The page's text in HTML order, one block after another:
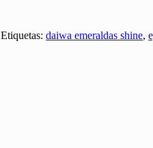
Etiquetas: daiwa emeraldas shine,